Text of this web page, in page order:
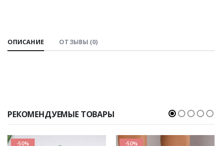
ОПИСАНИЕ ОТЗЫВЫ (0)
РЕКОМЕНДУЕМЫЕ ТОВАРЫ
-50% -50%